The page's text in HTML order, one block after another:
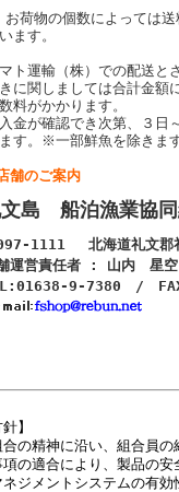
荷物の個数によっては送
ます。
ト運輸（株）での配送と
に関しましては合計金額
料がかかります。
金が確認でき次第、３日
す。
※一部鮮魚を除きま
舗のご案内
島 船泊漁業協
1111 北海道礼文郡
運営責任者 : 山内 星
9-7380 /
】
合の精神に沿い、組合員
項の適合により、製品の
ネジメントシステムの有